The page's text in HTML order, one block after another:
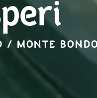
/ MONTE